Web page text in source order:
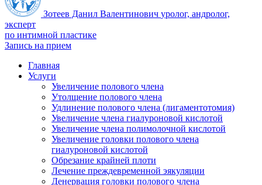
Зотеев Данил Валентинович уролог, андролог,
эксперт
по интимной пластике
Запись на прием
Главная
Услуги
Увеличение полового члена
Утолщение полового члена
Удлинение полового члена (лигаментотомия)
Увеличение члена гиалуроновой кислотой
Увеличение члена полимолочной кислотой
Увеличение головки полового члена
гиалуроновой кислотой
Обрезание крайней плоти
Лечение преждевременной эякуляции
Денервация головки полового члена